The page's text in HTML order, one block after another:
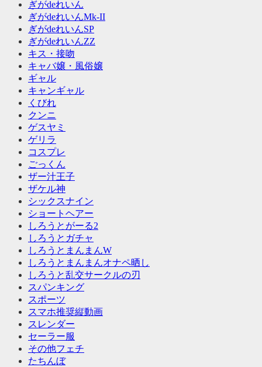
ぎがdeれいん
ぎがdeれいんMk-II
ぎがdeれいんSP
ぎがdeれいんZZ
キス・接吻
キャバ嬢・風俗嬢
ギャル
キャンギャル
くびれ
クンニ
ゲスヤミ
ゲリラ
コスプレ
ごっくん
ザー汁王子
ザケル神
シックスナイン
ショートヘアー
しろうとがーる2
しろうとガチャ
しろうとまんまんW
しろうとまんまんオナペ晒し
しろうと乱交サークルの刃
スパンキング
スポーツ
スマホ推奨縦動画
スレンダー
セーラー服
その他フェチ
たちんぼ